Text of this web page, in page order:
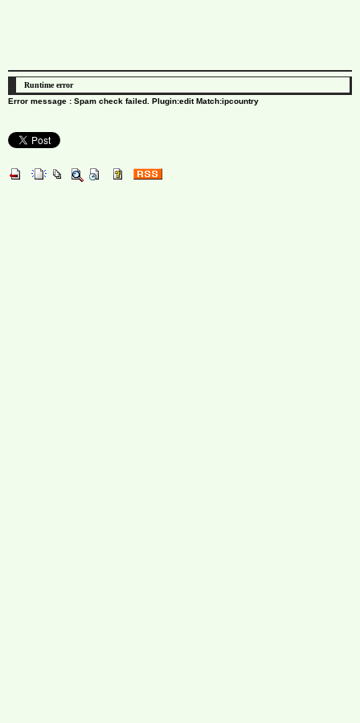
Runtime error
Error message : Spam check failed. Plugin:edit Match:ipcountry